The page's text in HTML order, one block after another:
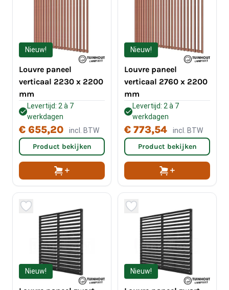
Nieuw!
Louvre paneel
verticaal 2230 x 2200
mm
Levertijd: 2 à 7
werkdagen
€ 655,20 incl. BTW
Product bekijken
Nieuw!
Louvre paneel
verticaal 2760 x 2200
mm
Levertijd: 2 à 7
werkdagen
€ 773,54 incl. BTW
Product bekijken
Nieuw! Nieuw!